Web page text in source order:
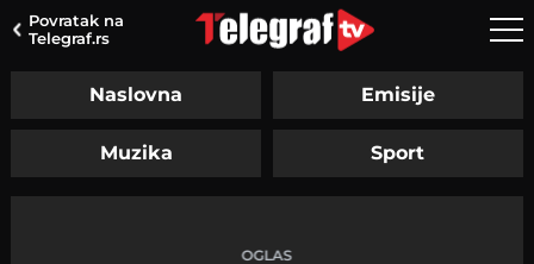
Povratak na
Telegraf.rs
Naslovna Emisije
Muzika Sport